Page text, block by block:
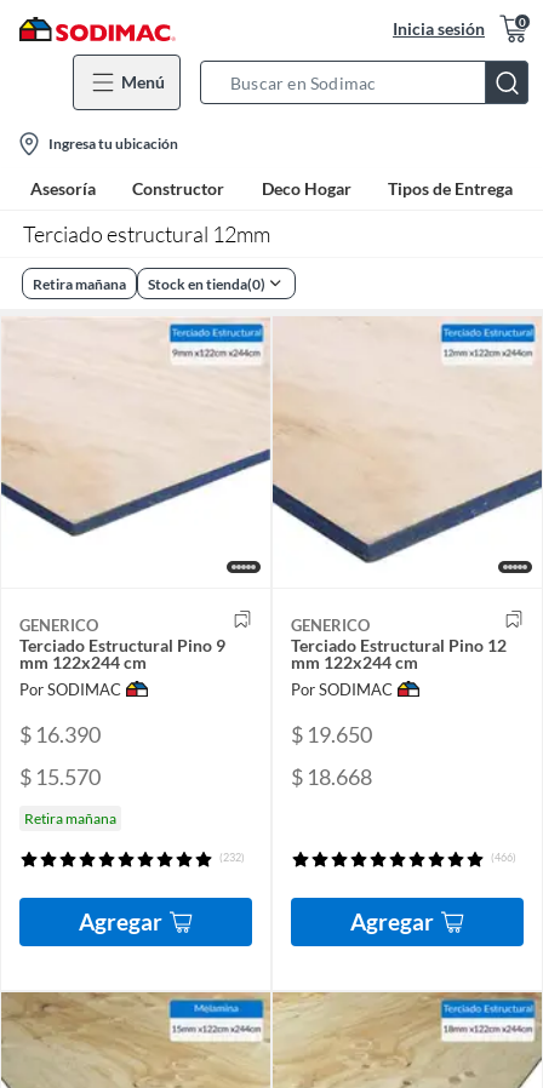
Inicia sesión 0
Menú
Bar
location-
icon
Ingresa tu ubicación
Asesoría Constructor Deco Hogar Tipos de Entrega
Terciado estructural 12mm
Retira mañana Stock en tienda(0)
GENERICO
Terciado Estructural Pino 9
mm 122x244 cm
Por SODIMAC
$ 16.390
$ 15.570
Retira mañana
(232)
Agregar
GENERICO
Terciado Estructural Pino 12
mm 122x244 cm
Por SODIMAC
$ 19.650
$ 18.668
(466)
Agregar